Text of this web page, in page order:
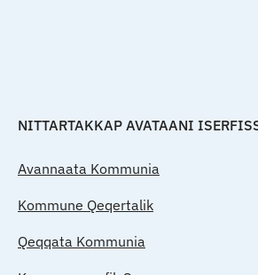
NITTARTAKKAP AVATAANI
Avannaata Kommunia
Kommune Qeqertalik
Qeqqata Kommunia